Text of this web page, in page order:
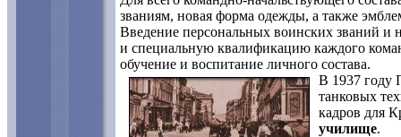
званиям, новая форма одежды, а также
Введение персональных воинских званий и
и специальную квалификацию каждого
обучение и воспитание личного состава.
В 1937 году
танковых
кадров для
училище.